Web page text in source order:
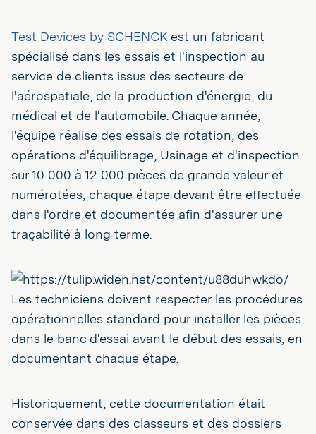
Test Devices by SCHENCK est un fabricant
spécialisé dans les essais et l'inspection au
service de clients issus des secteurs de
l'aérospatiale, de la production d'énergie, du
médical et de l'automobile. Chaque année,
l'équipe réalise des essais de rotation, des
opérations d'équilibrage, Usinage et d'inspection
sur 10 000 à 12 000 pièces de grande valeur et
numérotées, chaque étape devant être effectuée
dans l'ordre et documentée afin d'assurer une
traçabilité à long terme.
Les techniciens doivent respecter les procédures
opérationnelles standard pour installer les pièces
dans le banc d'essai avant le début des essais, en
documentant chaque étape.
Historiquement, cette documentation était
conservée dans des classeurs et des dossiers